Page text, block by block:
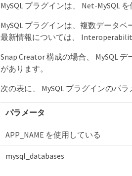
MySQL プラグインは、 Net-MySQL
MySQL プラグインは、複数データ
最新情報については、
Snap Creator 構成の場合、 MySQL
があります。
次の表に、 MySQL プラグインのパ
パラメータ
APP_NAME を使用している
mysql_databases